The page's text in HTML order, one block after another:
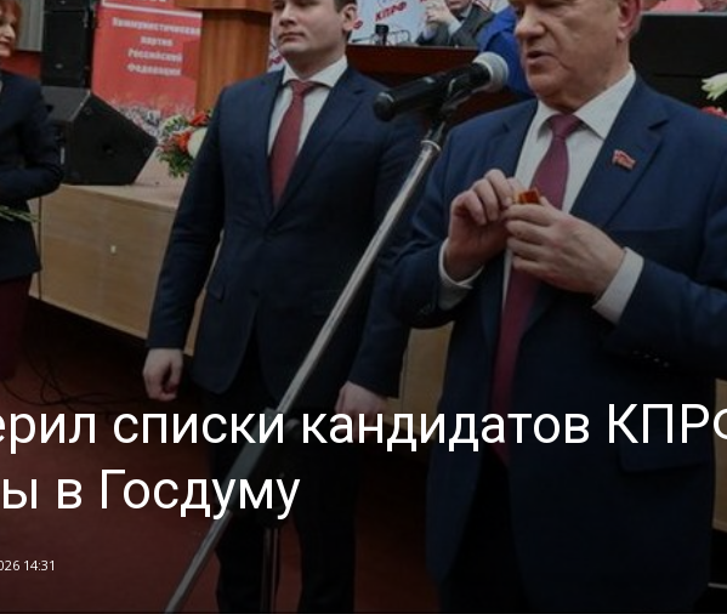
списки кандидатов
в Госдуму
14:31